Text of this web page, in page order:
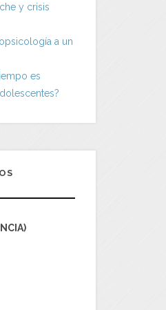
y crisis
a un
es